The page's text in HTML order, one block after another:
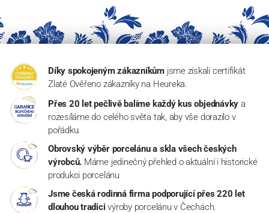
Díky spokojeným zákazníkům jsme získali certifikát
Zlaté Ověřeno zákazníky na Heureka.
Přes 20 let pečlivě balíme každý kus objednávky a
rozesíláme do celého světa tak, aby vše dorazilo v
pořádku.
Obrovský výběr porcelánu a skla všech českých
výrobců. Máme jedinečný přehled o aktuální i historické
produkci porcelánu
Jsme česká rodinná firma podporující přes 220 let
dlouhou tradici výroby porcelánu v Čechách.